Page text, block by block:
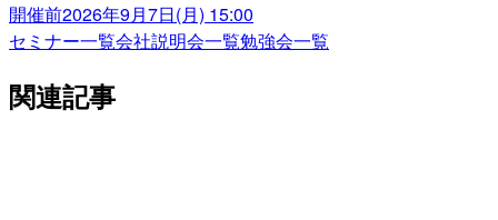
開催前2026年9月7日(月) 15:00
セミナー一覧会社説明会一覧勉強会一覧
関連記事